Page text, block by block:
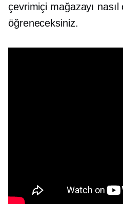
çevrimiçi mağazayı nasıl
öğreneceksiniz.